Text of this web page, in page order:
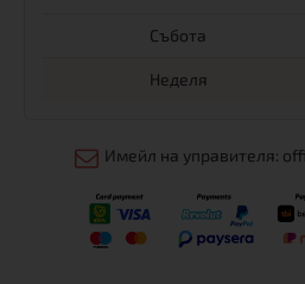
Събота
Неделя
Имейл на управителя: